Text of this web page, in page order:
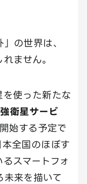
の世界は、
ません。
を使った新たな
衛星サービ
始する予定で
全国のほぼす
スマートフォ
未来を描いて